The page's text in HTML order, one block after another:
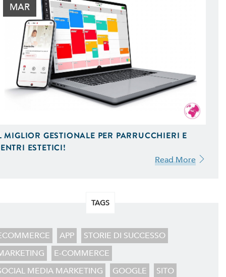
MAR
MIGLIOR GESTIONALE PER PARRUCCHIERI E
ESTETICI!
Read More
TAGS
APP
STORIE DI SUCCESSO
E-COMMERCE
MEDIA MARKETING
GOOGLE
SITO
e Google AdWords.
Tuo Sito Web sui Motori di
Come